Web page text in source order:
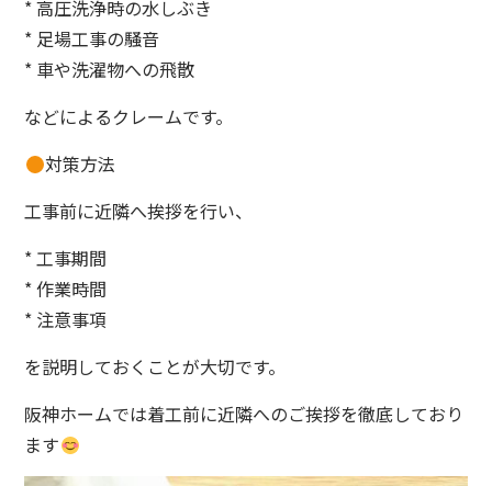
* 高圧洗浄時の水しぶき
* 足場工事の騒音
* 車や洗濯物への飛散
などによるクレームです。
対策方法
工事前に近隣へ挨拶を行い、
* 工事期間
* 作業時間
* 注意事項
を説明しておくことが大切です。
阪神ホームでは着工前に近隣へのご挨拶を徹底しており
ます